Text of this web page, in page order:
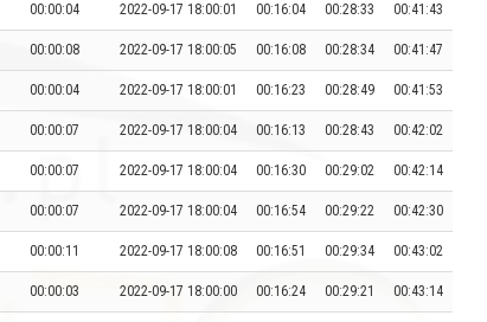
00:00:04 2022-09-17 18:00:01 00:16:04 00:28:33 00:41:43
00:00:08 2022-09-17 18:00:05 00:16:08 00:28:34 00:41:47
00:00:04 2022-09-17 18:00:01 00:16:23 00:28:49 00:41:53
00:00:07 2022-09-17 18:00:04 00:16:13 00:28:43 00:42:02
00:00:07 2022-09-17 18:00:04 00:16:30 00:29:02 00:42:14
00:00:07 2022-09-17 18:00:04 00:16:54 00:29:22 00:42:30
00:00:11 2022-09-17 18:00:08 00:16:51 00:29:34 00:43:02
00:00:03 2022-09-17 18:00:00 00:16:24 00:29:21 00:43:14